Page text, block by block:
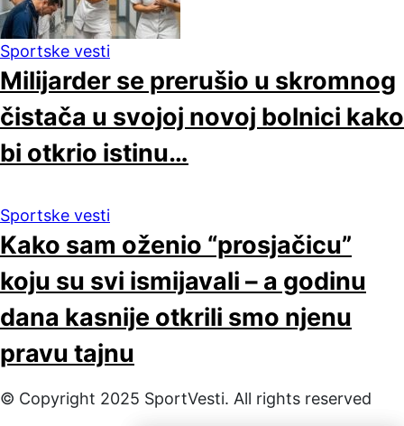
Sportske vesti
Milijarder se prerušio u skromnog
čistača u svojoj novoj bolnici kako
bi otkrio istinu…
Sportske vesti
Kako sam oženio “prosjačicu”
koju su svi ismijavali – a godinu
dana kasnije otkrili smo njenu
pravu tajnu
© Copyright 2025 SportVesti. All rights reserved